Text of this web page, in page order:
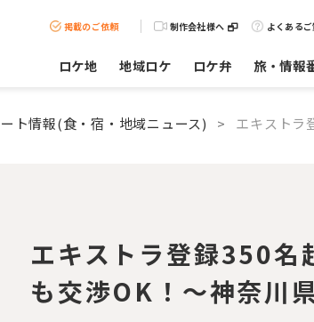
掲載のご依頼 制作会社様へ よくある
ロケ地 地域ロケ ロケ弁 旅・情報
ト情報(食・宿・地域ニュース) >
エキストラ
エキストラ登録350名
も交渉OK！～神奈川